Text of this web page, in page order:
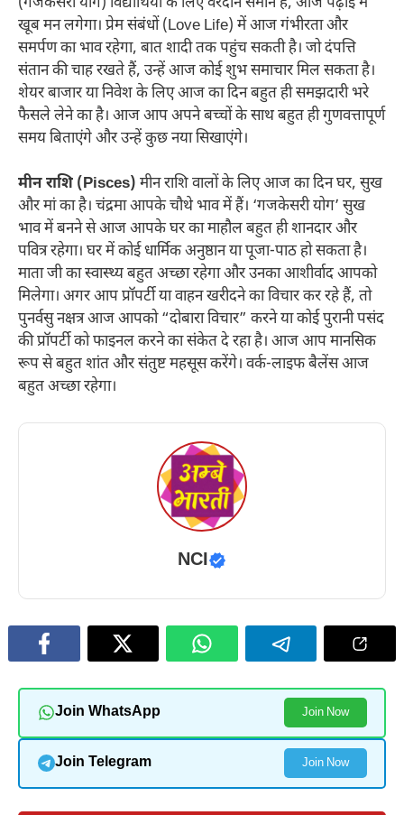
खूब मन लगेगा। प्रेम संबंधों (Love Life) में आज गंभीरता और
समर्पण का भाव रहेगा, बात शादी तक पहुंच सकती है। जो दंपत्ति
संतान की चाह रखते हैं, उन्हें आज कोई शुभ समाचार मिल सकता है।
शेयर बाजार या निवेश के लिए आज का दिन बहुत ही समझदारी भरे
फैसले लेने का है। आज आप अपने बच्चों के साथ बहुत ही गुणवत्तापूर्ण
समय बिताएंगे और उन्हें कुछ नया सिखाएंगे।
मीन राशि (Pisces) मीन राशि वालों के लिए आज का दिन घर, सुख
और मां का है। चंद्रमा आपके चौथे भाव में हैं। ‘गजकेसरी योग’ सुख
भाव में बनने से आज आपके घर का माहौल बहुत ही शानदार और
पवित्र रहेगा। घर में कोई धार्मिक अनुष्ठान या पूजा-पाठ हो सकता है।
माता जी का स्वास्थ्य बहुत अच्छा रहेगा और उनका आशीर्वाद आपको
मिलेगा। अगर आप प्रॉपर्टी या वाहन खरीदने का विचार कर रहे हैं, तो
पुनर्वसु नक्षत्र आज आपको “दोबारा विचार” करने या कोई पुरानी पसंद
की प्रॉपर्टी को फाइनल करने का संकेत दे रहा है। आज आप मानसिक
रूप से बहुत शांत और संतुष्ट महसूस करेंगे। वर्क-लाइफ बैलेंस आज
बहुत अच्छा रहेगा।
NCI
Join WhatsApp Join Now
Join Telegram Join Now